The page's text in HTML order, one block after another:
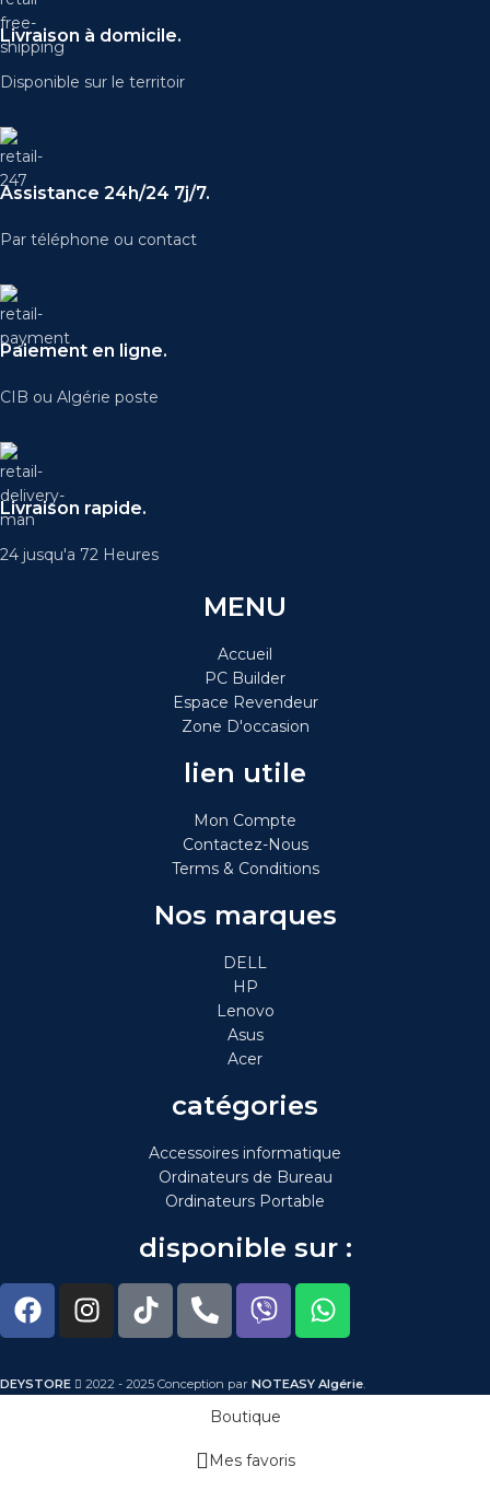
Livraison à domicile.
Disponible sur le territoir
Assistance 24h/24 7j/7.
Par téléphone ou contact
Paiement en ligne.
CIB ou Algérie poste
Livraison rapide.
24 jusqu'a 72 Heures
MENU
Accueil
PC Builder
Espace Revendeur
Zone D'occasion
lien utile
Mon Compte
Contactez-Nous
Terms & Conditions
Nos marques
DELL
HP
Lenovo
Asus
Acer
catégories
Accessoires informatique
Ordinateurs de Bureau
Ordinateurs Portable
disponible sur :
DEYSTORE 2022 - 2025 Conception par NOTEASY Algérie.
Boutique
Mes favoris